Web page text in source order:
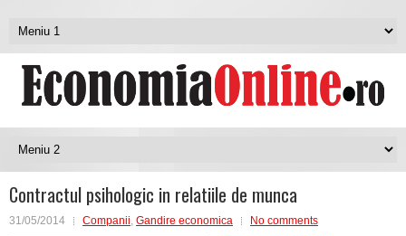
Contractul psihologic in relatiile de munca
31/05/2014 Companii, Gandire economica No comments